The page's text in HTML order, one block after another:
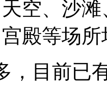
空、沙
殿等场
，目前已